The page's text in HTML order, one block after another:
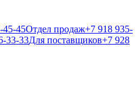
45-45Отдел продаж+7 918 935-
33-33Для поставщиков+7 928